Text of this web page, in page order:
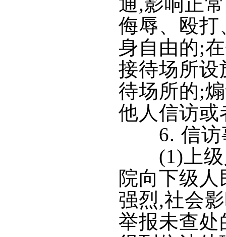
侮辱、殴打
身自由的;
接待场所设
待场所的;
他人信访或
6. 信访
(1)上级
院向下级
强烈,社会
举报未查